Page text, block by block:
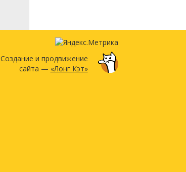
Создание и продвижение
сайта — «Лонг Кэт»